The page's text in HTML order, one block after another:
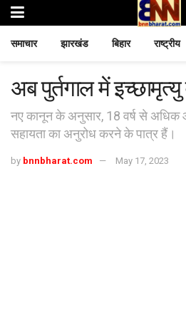
समाचार झारखंड बिहार राष्ट्रीय
अब पुर्तगाल में
नए कानून के अनुसार, 18 वर्ष से अधिक
सहायता का अनुरोध करने के पात्र हैं।
by bnnbharat.com May 17, 2023